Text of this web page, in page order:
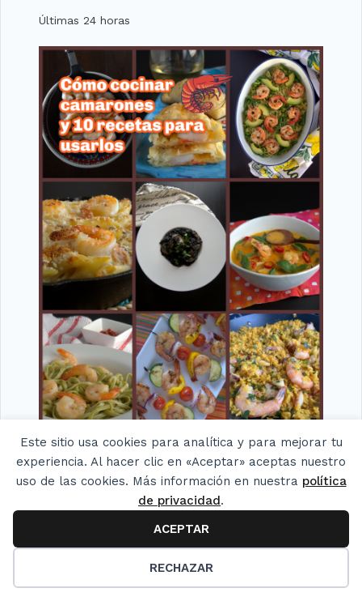
Este sitio usa cookies para analítica y para mejorar tu
experiencia. Al hacer clic en «Aceptar» aceptas nuestro
uso de las cookies. Más información en nuestra política
de privacidad.
ACEPTAR
RECHAZAR
Últimas 24 horas
Cómo cocinar camarones y 10 recetas para usarlos.